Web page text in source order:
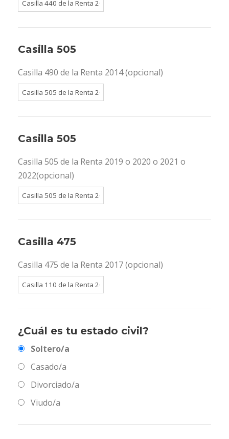
Casilla 505
Casilla 490 de la Renta 2014 (opcional)
Casilla 505
Casilla 505 de la Renta 2019 o 2020 o 2021 o
2022(opcional)
Casilla 475
Casilla 475 de la Renta 2017 (opcional)
¿Cuál es tu estado civil?
Soltero/a
Casado/a
Divorciado/a
Viudo/a